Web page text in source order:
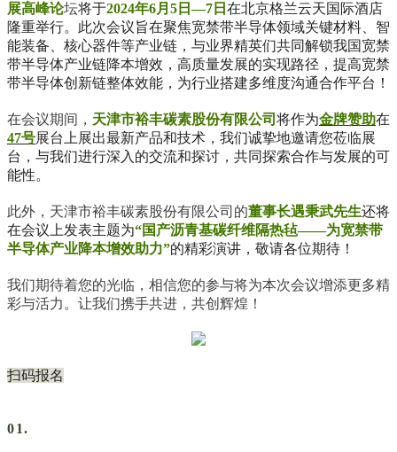
展高峰论坛将于2024年6月5日—7日 在北京格兰云天国际酒店
隆重举行。此次会议旨在聚焦宽禁带半导体领域关键材料、智
能装备、核心器件等产业链，与业界精英们共同解锁我国宽禁
带半导体产业链降本增效，高质量发展的实现路径，提高宽禁
带半导体创新链整体效能，为行业搭建多维度沟通合作平台！
在会议期间， 天津市裕丰碳素股份有限公司 将作为金牌赞助在
47号展台上展出最新产品和技术，我们诚挚地邀请您莅临展
台，与我们进行深入的交流和探讨，共同探索合作与发展的可
能性。
此外，天津市裕丰碳素股份有限公司的董事长遇秉武先生还将
在会议上发表主题为“国产沥青基碳纤维隔热毡——为宽禁带
半导体产业降本增效助力”的精彩演讲，敬请各位期待！
我们期待着您的光临，相信您的参与将为本次会议增添更多精
彩与活力。让我们携手共进，共创辉煌！
扫码报名
01.